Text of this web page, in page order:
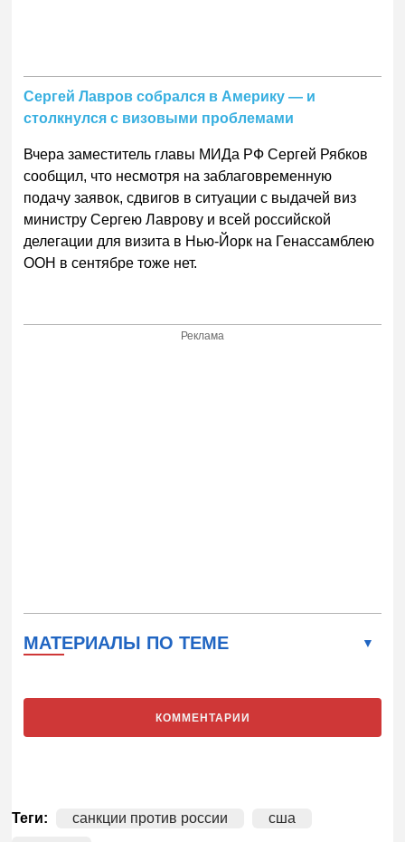
Сергей Лавров собрался в Америку — и
столкнулся с визовыми проблемами
Вчера заместитель главы МИДа РФ Сергей Рябков
сообщил, что несмотря на заблаговременную
подачу заявок, сдвигов в ситуации с выдачей виз
министру Сергею Лаврову и всей российской
делегации для визита в Нью-Йорк на Генассамблею
ООН в сентябре тоже нет.
Реклама
МАТЕРИАЛЫ ПО ТЕМЕ
КОММЕНТАРИИ
Теги: санкции против россии
сша